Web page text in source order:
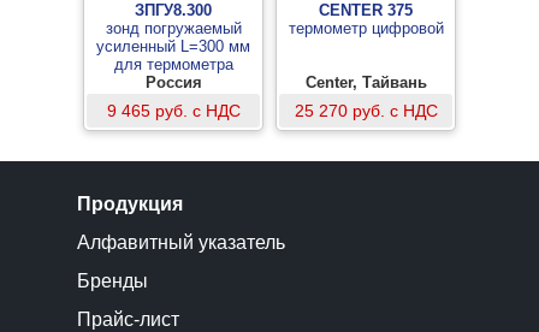
ЗПГУ8.300
зонд погружаемый
усиленный L=300 мм
для термометра
контактного
взрывозащищенного
ТК-5.08
Россия
9 465 руб. с НДС
CENTER 375
термометр цифровой
Center, Тайвань
25 270 руб. с НДС
Продукция
Алфавитный указатель
Бренды
Прайс-лист